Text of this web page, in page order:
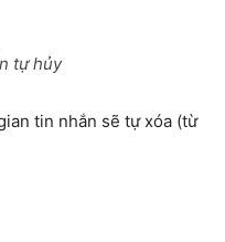
tự hủy
tin nhắn sẽ tự xóa (từ